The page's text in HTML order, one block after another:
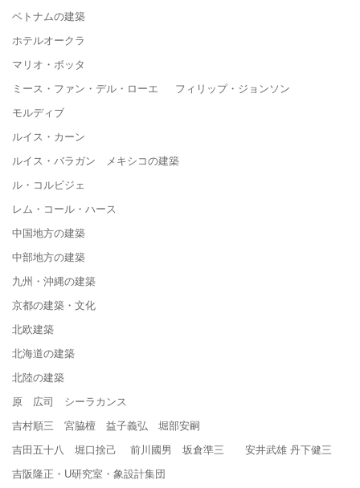
ベトナムの建築
ホテルオークラ
マリオ・ボッタ
ミース・ファン・デル・ローエ フィリップ・ジョンソン
モルディブ
ルイス・カーン
ルイス・バラガン メキシコの建築
ル・コルビジェ
レム・コール・ハース
中国地方の建築
中部地方の建築
九州・沖縄の建築
京都の建築・文化
北欧建築
北海道の建築
北陸の建築
原 広司 シーラカンス
吉村順三 宮脇檀 益子義弘 堀部安嗣
吉田五十八 堀口捨己 前川國男 坂倉準三 安井武雄 丹下健三
吉阪隆正・U研究室・象設計集団